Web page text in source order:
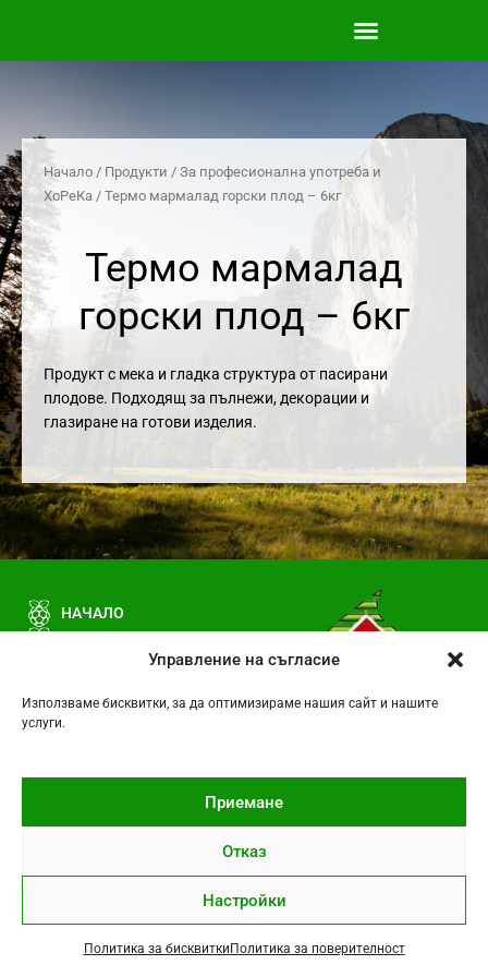
Управление на съгласие
Използваме бисквитки, за да оптимизираме нашия сайт и нашите
услуги.
Приемане
Отказ
Настройки
Политика за бисквитки Политика за поверителност
content
Начало / Продукти / За професионална употреба и
ХоРеКа / Термо мармалад горски плод – 6кг
Термо мармалад
горски плод – 6кг
Продукт с мека и гладка структура от пасирани
плодове. Подходящ за пълнежи, декорации и
глазиране на готови изделия.
НАЧАЛО
ДИСТРИБУТОРИ / ПАРТНЬОРИ
КОНТАКТИ
Copyright 2026 "Сева" ООД
Политика за поверителност
Пишете ни